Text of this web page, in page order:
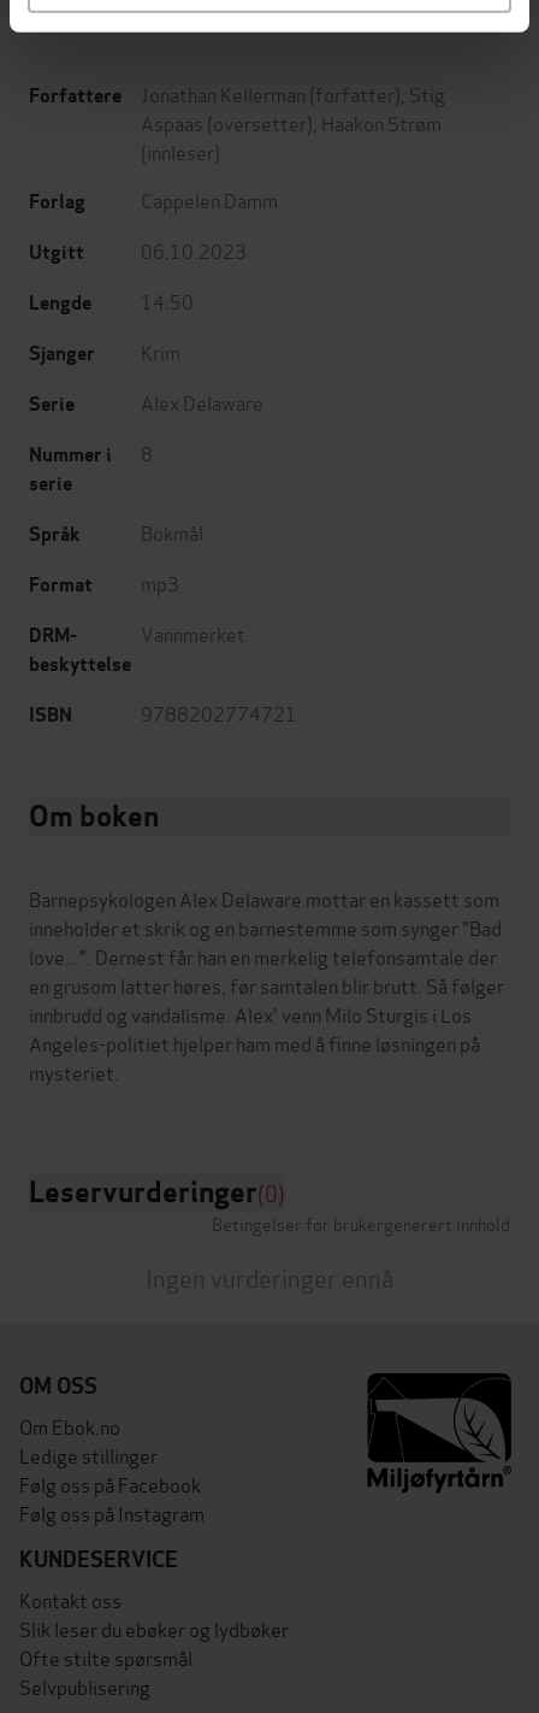
Forfattere Jonathan Kellerman (forfatter), Stig
Aspaas (oversetter), Haakon Strøm
(innleser)
Forlag Cappelen Damm
Utgitt 06.10.2023
Lengde 14:50
Sjanger Krim
Serie Alex Delaware
Nummer i
serie
8
Språk Bokmål
Format mp3
DRM-
beskyttelse
Vannmerket
ISBN 9788202774721
Om boken
Barnepsykologen Alex Delaware mottar en kassett som
inneholder et skrik og en barnestemme som synger "Bad
love...". Dernest får han en merkelig telefonsamtale der
en grusom latter høres, før samtalen blir brutt. Så følger
innbrudd og vandalisme. Alex' venn Milo Sturgis i Los
Angeles-politiet hjelper ham med å finne løsningen på
mysteriet.
Leservurderinger(0)
Betingelser for brukergenerert innhold
Ingen vurderinger ennå
OM OSS
Om Ebok.no
Ledige stillinger
Følg oss på Facebook
Følg oss på Instagram
KUNDESERVICE
Kontakt oss
Slik leser du ebøker og lydbøker
Ofte stilte spørsmål
Selvpublisering